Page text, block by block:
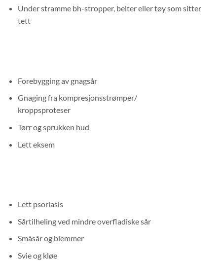
Under stramme bh-stropper, belter eller tøy som sitter
tett
Forebygging av gnagsår
Gnaging fra kompresjonsstrømper/
kroppsproteser
Tørr og sprukken hud
Lett eksem
Lett psoriasis
Sårtilheling ved mindre overfladiske sår
Småsår og blemmer
Svie og kløe